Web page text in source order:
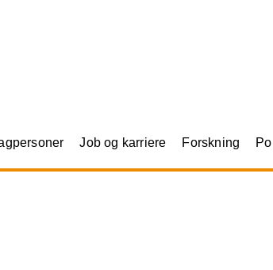
Job og karriere Forskning